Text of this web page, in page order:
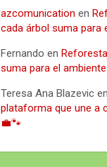
azcomunication en
cada árbol suma para
Fernando en
suma para el
Teresa Ana Blazevic
plataforma que une a
💼🐾